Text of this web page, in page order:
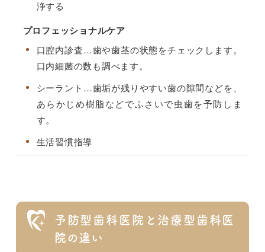
浄する
プロフェッショナルケア
口腔内診査…歯や歯茎の状態をチェックします。
口内細菌の数も調べます。
シーラント…歯垢が残りやすい歯の隙間などを、
あらかじめ樹脂などでふさいで虫歯を予防しま
す。
生活習慣指導
予防型歯科医院と治療型歯科医
院の違い